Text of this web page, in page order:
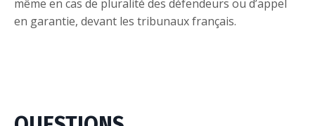
même en cas de pluralité des défendeurs ou d’appel
en garantie, devant les tribunaux français.